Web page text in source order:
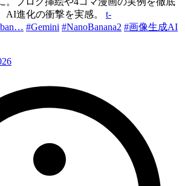
AI進化の衝撃を実感。 t-
ban… #Gemini #NanoBanana2 #画像生成AI